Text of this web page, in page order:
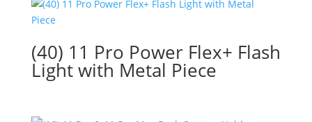
(40) 11 Pro Power Flex+ Flash
Light with Metal Piece